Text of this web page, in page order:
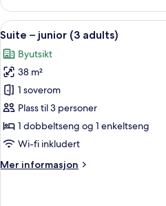
–
junior
(2
Åpne
alle
bildene
av
Suite
–
junior
(3
5
Suite – junior (3 adults)
Byutsikt
38 m²
1 soverom
Plass til 3 personer
1 dobbeltseng og 1 enkeltseng
Wi-fi inkludert
Mer informasjon
Mer